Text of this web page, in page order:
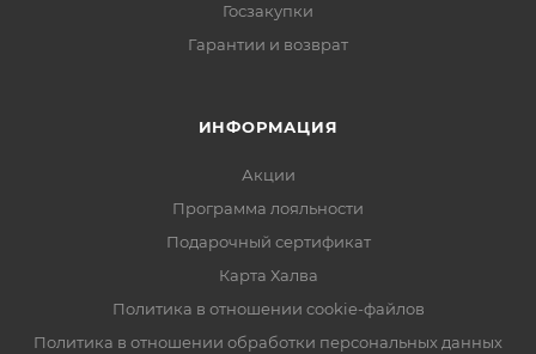
Госзакупки
Гарантии и возврат
ИНФОРМАЦИЯ
Акции
Программа лояльности
Подарочный сертификат
Карта Халва
Политика в отношении cookie-файлов
Политика в отношении обработки персональных данных